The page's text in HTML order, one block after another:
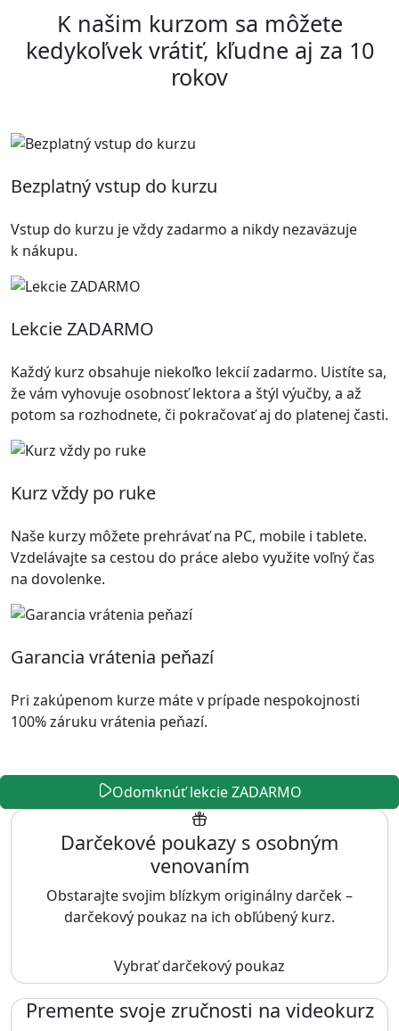
K našim kurzom sa môžete
kedykoľvek vrátiť, kľudne aj za 10
rokov
Bezplatný vstup do kurzu
Vstup do kurzu je vždy zadarmo a nikdy nezaväzuje
k nákupu.
Lekcie ZADARMO
Každý kurz obsahuje niekoľko lekcií zadarmo. Uistíte sa,
že vám vyhovuje osobnosť lektora a štýl výučby, a až
potom sa rozhodnete, či pokračovať aj do platenej časti.
Kurz vždy po ruke
Naše kurzy môžete prehrávať na PC, mobile i tablete.
Vzdelávajte sa cestou do práce alebo využite voľný čas
na dovolenke.
Garancia vrátenia peňazí
Pri zakúpenom kurze máte v prípade nespokojnosti
100% záruku vrátenia peňazí.
Odomknúť lekcie ZADARMO
Darčekové poukazy s osobným
venovaním
Obstarajte svojim blízkym originálny darček –
darčekový poukaz na ich obľúbený kurz.
Vybrať darčekový poukaz
Premente svoje zručnosti na videokurz